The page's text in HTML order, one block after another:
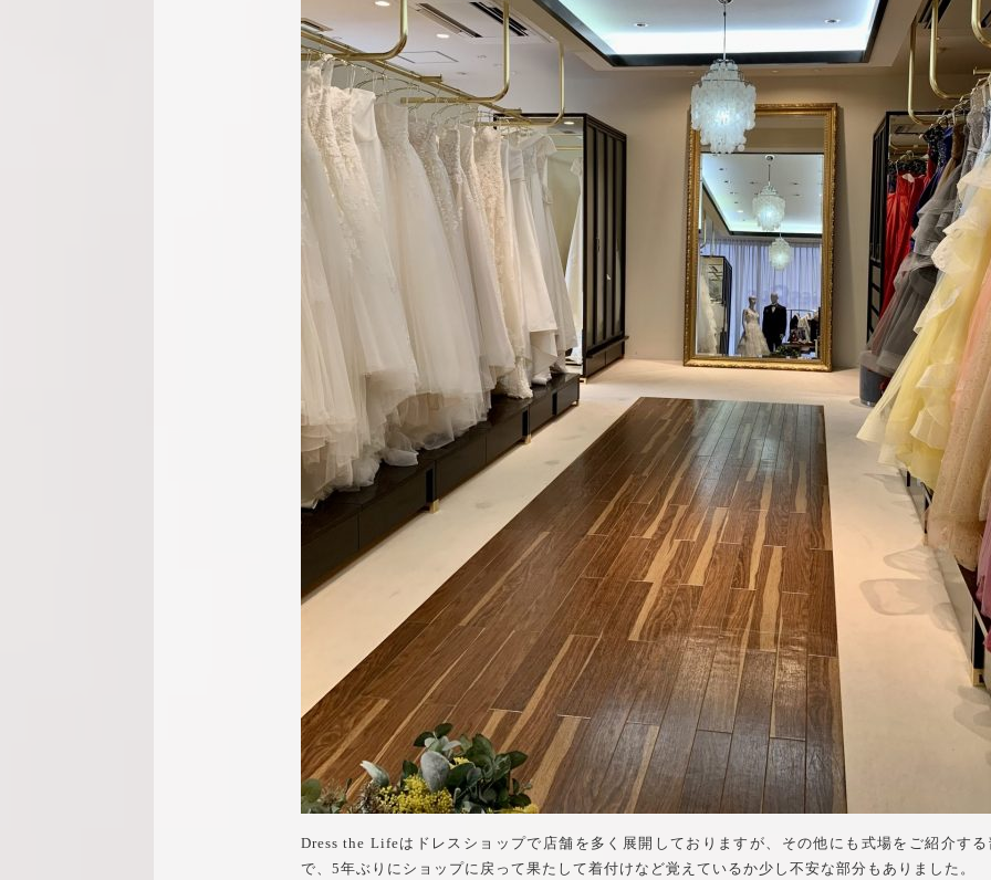
Dress the Lifeはドレスショップで店舗を多く展開しておりますが、その他にも式場をご紹介す
で、5年ぶりにショップに戻って果たして着付けなど覚えているか少し不安な部分もありました。